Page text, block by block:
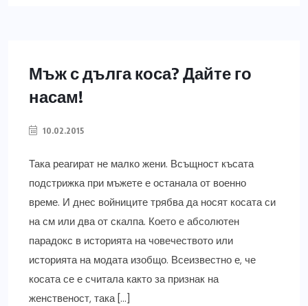
Мъж с дълга коса? Дайте го
насам!
10.02.2015
Така реагират не малко жени. Всъщност късата
подстрижка при мъжете е останала от военно
време. И днес войниците трябва да носят косата си
на см или два от скалпа. Което е абсолютен
парадокс в историята на човечеството или
историята на модата изобщо. Всеизвестно е, че
косата се е считала както за признак на
женственост, така […]